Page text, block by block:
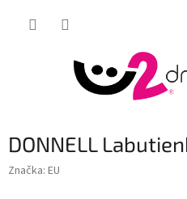
DONNELL
Značka: EU